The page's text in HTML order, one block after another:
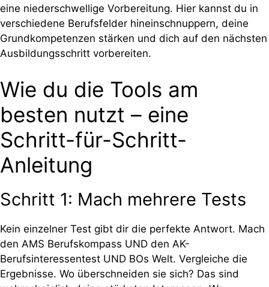
eine niederschwellige Vorbereitung. Hier kannst du in
verschiedene Berufsfelder hineinschnuppern, deine
Grundkompetenzen stärken und dich auf den nächsten
Ausbildungsschritt vorbereiten.
Wie du die Tools am
besten nutzt – eine
Schritt-für-Schritt-
Anleitung
Schritt 1: Mach mehrere Tests
Kein einzelner Test gibt dir die perfekte Antwort. Mach
den AMS Berufskompass UND den AK-
Berufsinteressentest UND BOs Welt. Vergleiche die
Ergebnisse. Wo überschneiden sie sich? Das sind